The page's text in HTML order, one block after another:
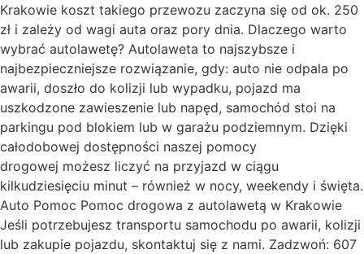
Krakowie koszt takiego przewozu zaczyna się od ok. 250
zł i zależy od wagi auta oraz pory dnia. Dlaczego warto
wybrać autolawetę? Autolaweta to najszybsze i
najbezpieczniejsze rozwiązanie, gdy: auto nie odpala po
awarii, doszło do kolizji lub wypadku, pojazd ma
uszkodzone zawieszenie lub napęd, samochód stoi na
parkingu pod blokiem lub w garażu podziemnym. Dzięki
całodobowej dostępności naszej pomocy
drogowej możesz liczyć na przyjazd w ciągu
kilkudziesięciu minut – również w nocy, weekendy i święta.
Auto Pomoc Pomoc drogowa z autolawetą w Krakowie
Jeśli potrzebujesz transportu samochodu po awarii, kolizji
lub zakupie pojazdu, skontaktuj się z nami. Zadzwoń: 607